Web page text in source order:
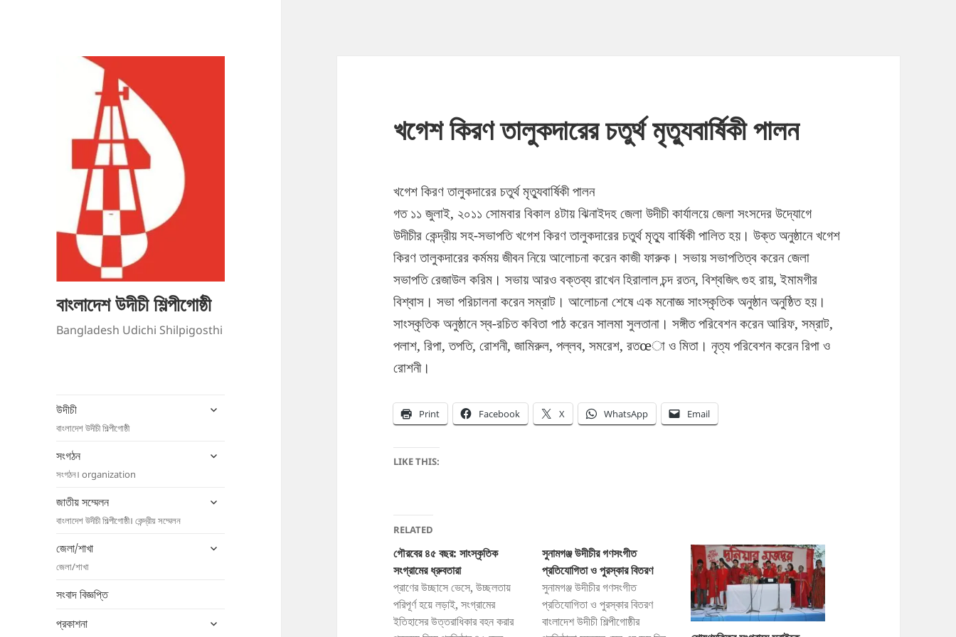
বাংলাদেশ উদীচী শিল্পীগোষ্ঠী
Bangladesh Udichi Shilpigosthi
উদীচী
বাংলাদেশ উদীচী শিল্পীগোষ্ঠী
expand
সংগঠন
সংগঠন। organization
expand
জাতীয় সম্মেলন
বাংলাদেশ উদীচী শিল্পীগোষ্ঠী। কেন্দ্রীয় সম্মেলন
expand
জেলা/শাখা
জেলা/শাখা
expand
সংবাদ বিজ্ঞপ্তি
প্রকাশনা
expand
খগেশ কিরণ তালুকদারের চতুর্থ মৃত্যুবার্ষিকী পালন
খগেশ কিরণ তালুকদারের চতুর্থ মৃত্যুবার্ষিকী পালন
গত ১১ জুলাই, ২০১১ সোমবার বিকাল ৪টায় ঝিনাইদহ জেলা উদীচী কার্যালয়ে জেলা সংসদের উদ্যোগে
উদীচীর কেন্দ্রীয় সহ-সভাপতি খগেশ কিরণ তালুকদারের চতুর্থ মৃত্যু বার্ষিকী পালিত হয়। উক্ত অনুষ্ঠানে খগেশ
কিরণ তালুকদারের কর্মময় জীবন নিয়েআলোচনা করেন কাজী ফারুক। সভায় সভাপতিত্ব করেন জেলা
সভাপতি রেজাউল করিম। সভায় আরও বক্তব্য রাখেন হিরালাল চন্দ রতন, বিশ্বজিৎ গুহ রায়, ইমামগীর
বিশ্বাস। সভা পরিচালনা করেন সম্রাট। আলোচনা শেষে এক মনোজ্ঞ সাংস্কৃতিক অনুষ্ঠান অনুষ্ঠিত হয়।
সাংস্কৃতিক অনুষ্ঠানে স্ব-রচিত কবিতা পাঠ করেন সালমা সুলতানা। সঙ্গীত পরিবেশন করেন আরিফ, সম্রাট,
পলাশ, রিপা, তপতি, রোশনী, জামিরুল, পল্লব, সমরেশ, রতœা ও মিতা। নৃত্য পরিবেশন করেন রিপা ও
রোশনী।
Print Facebook X WhatsApp Email
LIKE THIS:
RELATED
গৌরবের ৪৫ বছর: সাংস্কৃতিক
সংগ্রামের ধ্রুবতারা
প্রাণের উচ্ছাসে ভেসে, উচ্ছলতায়
পরিপূর্ণ হয়ে লড়াই, সংগ্রামের
ইতিহাসের উত্তরাধিকার বহন করার
সুনামগঞ্জ উদীচীর গণসংগীত
প্রতিযোগিতা ও পুরস্কার বিতরণ
সুনামগঞ্জ উদীচীর গণসংগীত
প্রতিযোগিতা ও পুরস্কার বিতরণ
বাংলাদেশ উদীচী শিল্পীগোষ্ঠীর